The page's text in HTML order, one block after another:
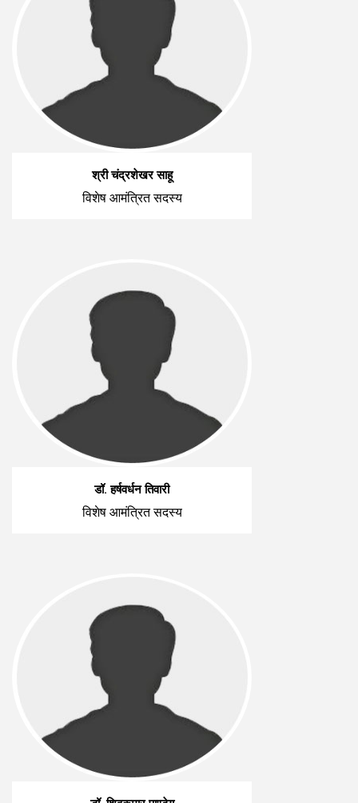
श्री चंद्रशेखर साहू
विशेष आमंत्रित सदस्य
डॉ. हर्षवर्धन तिवारी
विशेष आमंत्रित सदस्य